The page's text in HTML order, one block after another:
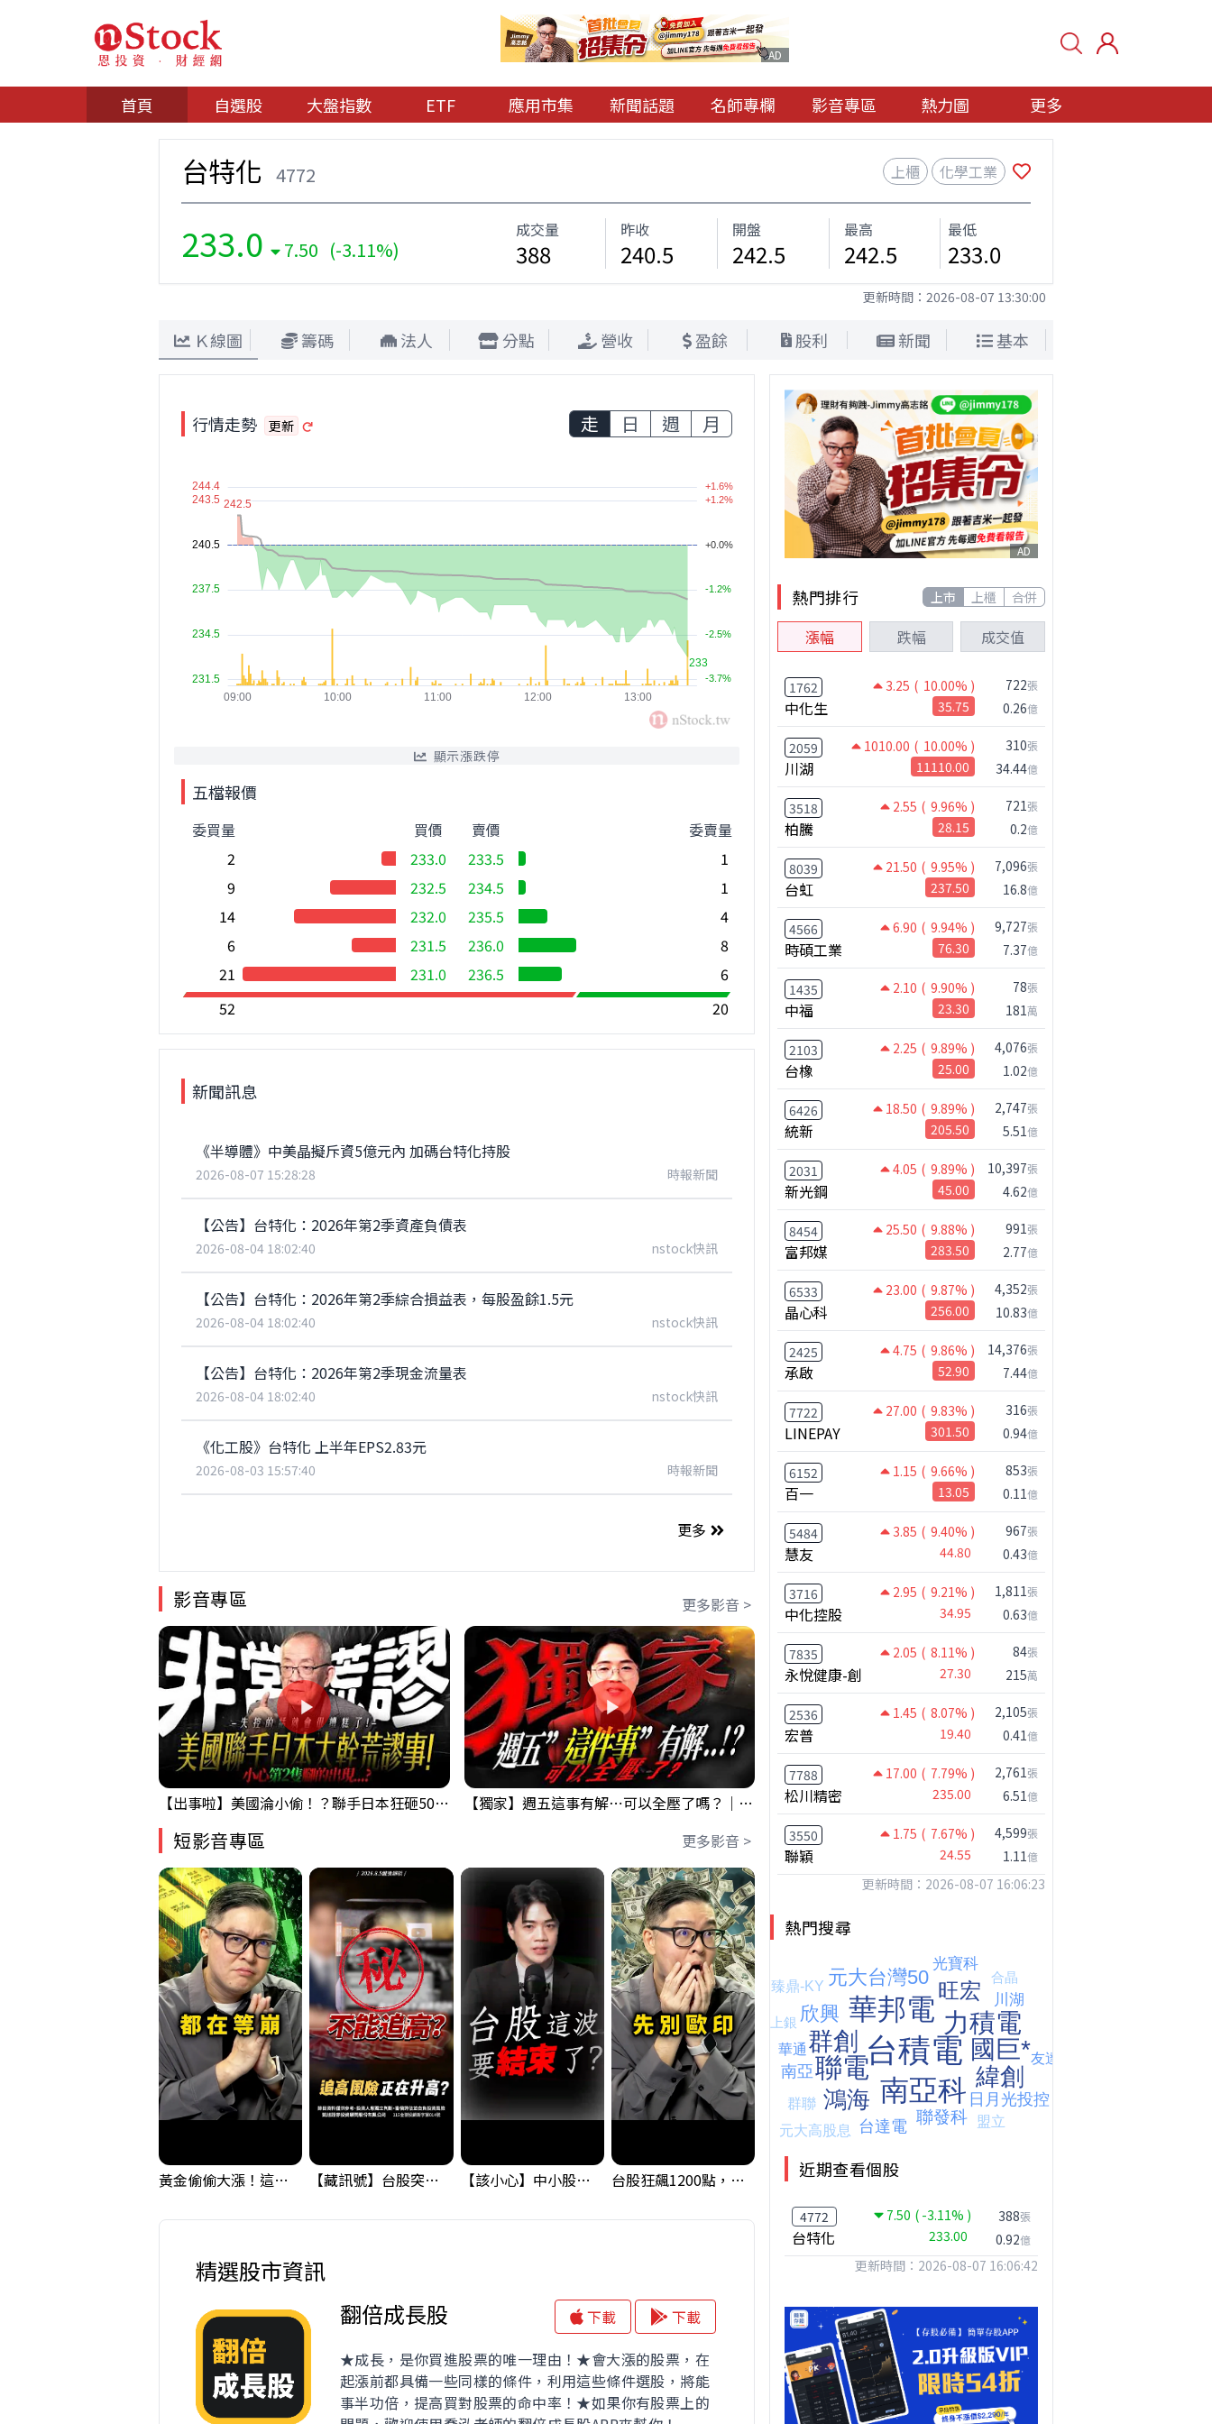
AD
首頁 自選股 大盤指數 ETF 應用市集 新聞話題 名師專欄 影音專區 熱力圖 更多
台特化 4772 上櫃 化學工業
233.0 7.50 (-3.11%)
成交量
388
昨收
240.5
開盤
242.5
最高
242.5
最低
233.0
更新時間： 2026-08-07 13:30:00
Ｋ線圖 籌碼 法人 分點 營收 盈餘 股利 新聞 基本
行情走勢 更新 走 日 週 月
顯示漲跌停
五檔報價
委買量
買價
2
233.0
9
232.5
14
232.0
6
231.5
21
231.0
賣價
委賣量
233.5
1
234.5
1
235.5
4
236.0
8
236.5
6
52
20
新聞訊息
《半導體》中美晶擬斥資5億元內 加碼台特化持股
2026-08-07 15:28:28 時報新聞
【公告】台特化：2026年第2季資產負債表
2026-08-04 18:02:40 nstock快訊
【公告】台特化：2026年第2季綜合損益表，每股盈餘1.5元
2026-08-04 18:02:40 nstock快訊
【公告】台特化：2026年第2季現金流量表
2026-08-04 18:02:40 nstock快訊
《化工股》台特化 上半年EPS2.83元
2026-08-03 15:57:40 時報新聞
更多
影音專區 更多影音 >
【出事啦】美國淪小偷！？聯手日本狂砸50億幹荒謬事！美元急殺黃金噴發，外資準備血洗台股！？｜ Mr.永年 李｜ 盤後講股 Mr.永年 李 2026 / 08 / 06 【獨家】週五這事有解⋯可以全壓了嗎？｜錢進大趨勢 Mr.智霖 陳 2026/08/06
短影音專區 更多影音 >
黃金偷偷大漲！這才是決定台股生死的「真風向球」！｜Mr.Jimmy高志銘 #黃金 #美元指數 #聯準會 【藏訊號】台股突破季線，週一我提醒了這個關鍵訊號 【該小心】中小股派對結束 ? 關鍵訊號都指向... 台股狂飆1200點，但還有兩關沒過｜Mr.Jimmy高志銘 #台股 #期貨 #加權指數 【我被黑了?】是真的聽不懂嗎...還是... #股票分析 #因果分析
精選股市資訊
翻倍成長股
下載
下載
★成長，是你買進股票的唯一理由！★會大漲的股票，在
起漲前都具備一些同樣的條件，利用這些條件選股，將能
事半功倍，提高買對股票的命中率！★如果你有股票上的
AD
熱門排行 上市 上櫃 合併
漲幅 跌幅 成交值
1762 3.25 ( 10.00% )
中化生 35.75
722張
0.26億
2059 1010.00 ( 10.00% )
川湖 11110.00
310張
34.44億
3518 2.55 ( 9.96% )
柏騰 28.15
721張
0.2億
8039 21.50 ( 9.95% )
台虹 237.50
7,096張
16.8億
4566 6.90 ( 9.94% )
時碩工業 76.30
9,727張
7.37億
1435 2.10 ( 9.90% )
中福 23.30
78張
181萬
2103 2.25 ( 9.89% )
台橡 25.00
4,076張
1.02億
6426 18.50 ( 9.89% )
統新 205.50
2,747張
5.51億
2031 4.05 ( 9.89% )
新光鋼 45.00
10,397張
4.62億
8454 25.50 ( 9.88% )
富邦媒 283.50
991張
2.77億
6533 23.00 ( 9.87% )
晶心科 256.00
4,352張
10.83億
2425 4.75 ( 9.86% )
承啟 52.90
14,376張
7.44億
7722 27.00 ( 9.83% )
LINEPAY 301.50
316張
0.94億
6152 1.15 ( 9.66% )
百一 13.05
853張
0.11億
5484 3.85 ( 9.40% )
慧友 44.80
967張
0.43億
3716 2.95 ( 9.21% )
中化控股 34.95
1,811張
0.63億
7835 2.05 ( 8.11% )
永悅健康-創 27.30
84張
215萬
2536 1.45 ( 8.07% )
宏普 19.40
2,105張
0.41億
7788 17.00 ( 7.79% )
松川精密 235.00
2,761張
6.51億
3550 1.75 ( 7.67% )
聯穎 24.55
4,599張
1.11億
更新時間：2026-08-07 16:06:23
熱門搜尋
近期查看個股
4772 7.50 ( -3.11% )
台特化 233.00
388張
0.92億
更新時間：2026-08-07 16:06:42